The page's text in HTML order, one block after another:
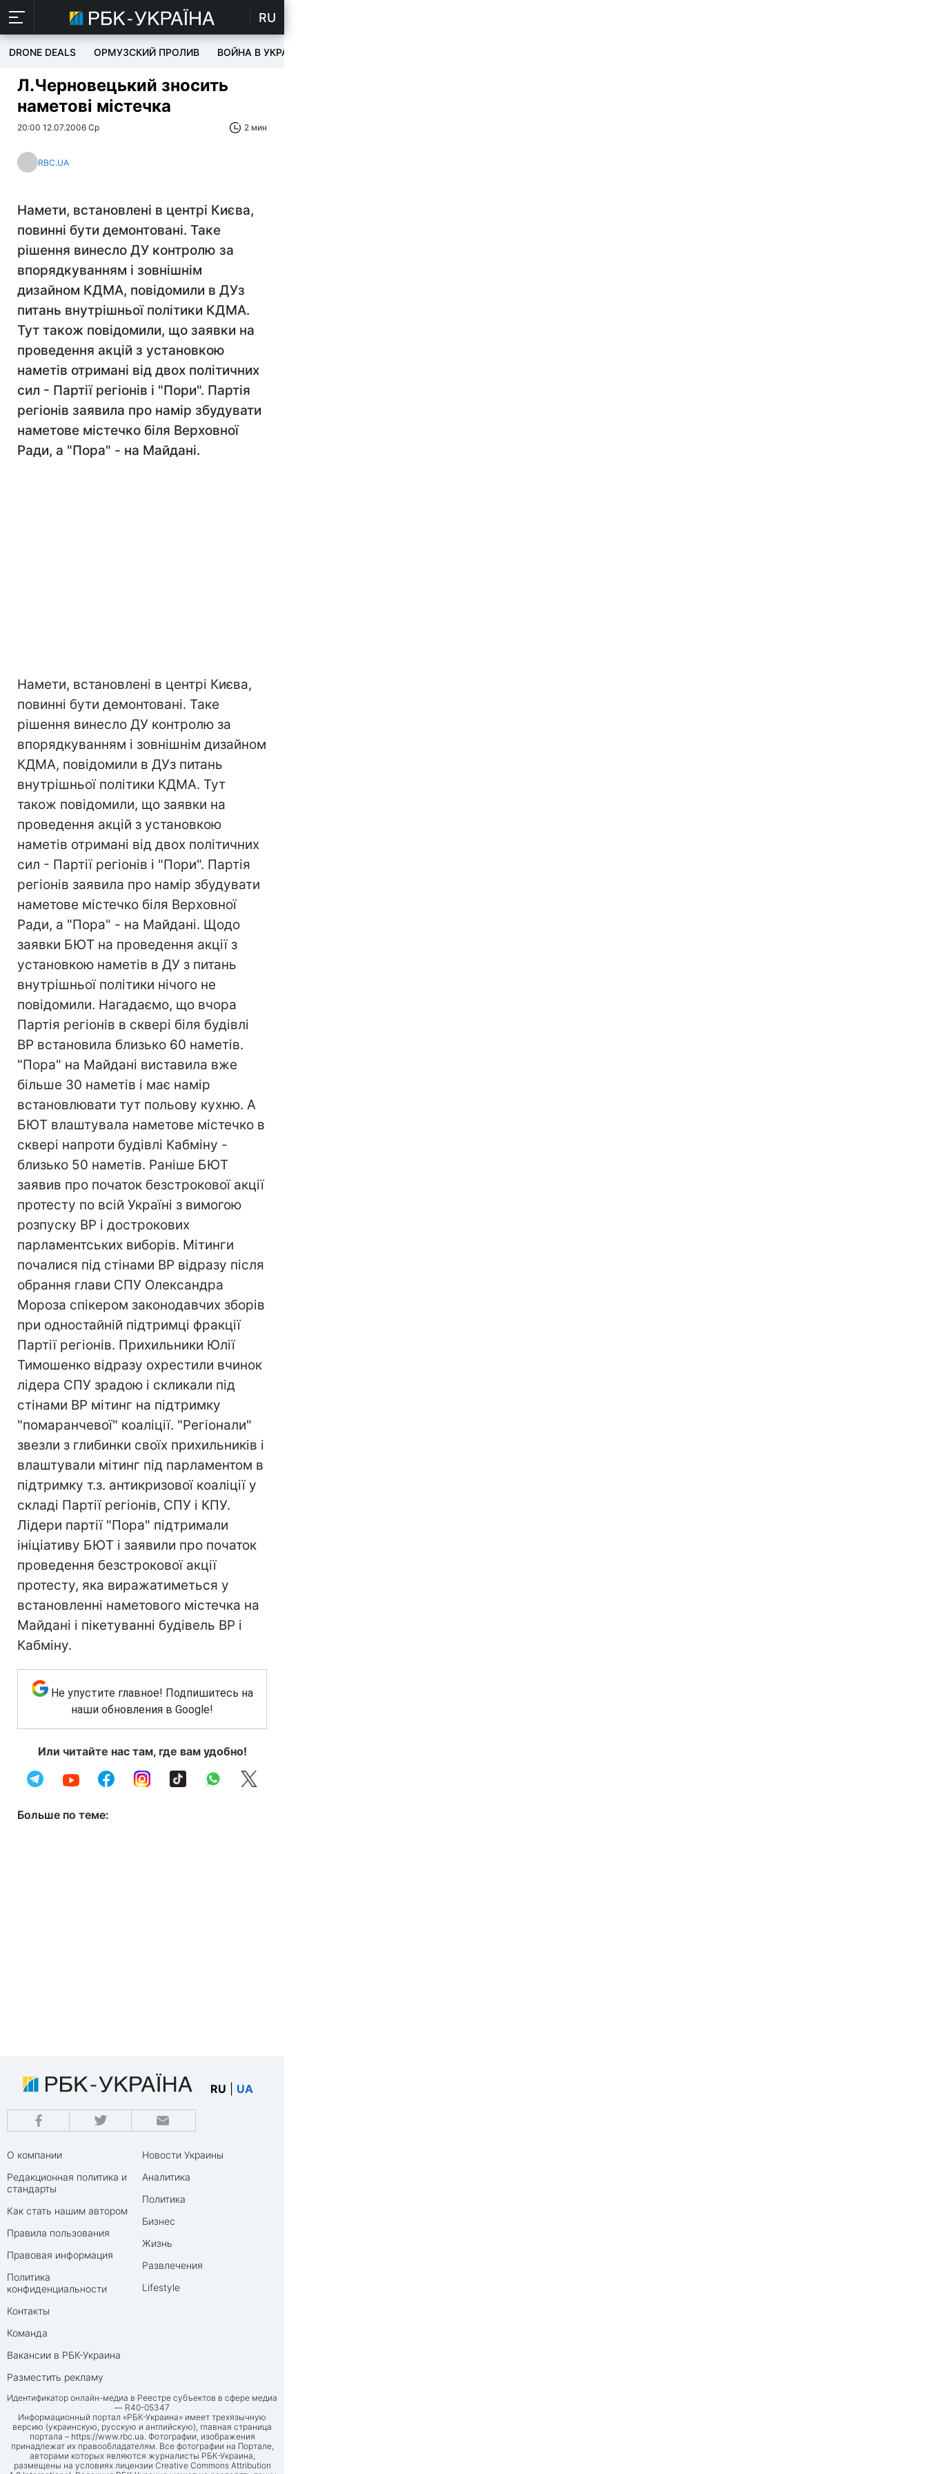
RU
DRONE DEALS ОРМУЗСКИЙ ПРОЛИВ ВОЙНА В УКРАИНЕ
Л.Черновецький зносить
наметові містечка
20:00 12.07.2006 Ср 2 мин
RBC.UA
Намети, встановлені в центрі Києва,
повинні бути демонтовані. Таке
рішення винесло ДУ контролю за
впорядкуванням і зовнішнім
дизайном КДМА, повідомили в ДУз
питань внутрішньої політики КДМА.
Тут також повідомили, що заявки на
проведення акцій з установкою
наметів отримані від двох політичних
сил - Партії регіонів і "Пори". Партія
регіонів заявила про намір збудувати
наметове містечко біля Верховної
Ради, а "Пора" - на Майдані.
Намети, встановлені в центрі Києва,
повинні бути демонтовані. Таке
рішення винесло ДУ контролю за
впорядкуванням і зовнішнім дизайном
КДМА, повідомили в ДУз питань
внутрішньої політики КДМА. Тут
також повідомили, що заявки на
проведення акцій з установкою
наметів отримані від двох політичних
сил - Партії регіонів і "Пори". Партія
регіонів заявила про намір збудувати
наметове містечко біля Верховної
Ради, а "Пора" - на Майдані. Щодо
заявки БЮТ на проведення акції з
установкою наметів в ДУ з питань
внутрішньої політики нічого не
повідомили. Нагадаємо, що вчора
Партія регіонів в сквері біля будівлі
ВР встановила близько 60 наметів.
"Пора" на Майдані виставила вже
більше 30 наметів і має намір
встановлювати тут польову кухню. А
БЮТ влаштувала наметове містечко в
сквері напроти будівлі Кабміну -
близько 50 наметів. Раніше БЮТ
заявив про початок безстрокової акції
протесту по всій Україні з вимогою
розпуску ВР і дострокових
парламентських виборів. Мітинги
почалися під стінами ВР відразу після
обрання глави СПУ Олександра
Мороза спікером законодавчих зборів
при одностайній підтримці фракції
Партії регіонів. Прихильники Юлії
Тимошенко відразу охрестили вчинок
лідера СПУ зрадою і скликали під
стінами ВР мітинг на підтримку
"помаранчевої" коаліції. "Регіонали"
звезли з глибинки своїх прихильників і
влаштували мітинг під парламентом в
підтримку т.з. антикризової коаліції у
складі Партії регіонів, СПУ і КПУ.
Лідери партії "Пора" підтримали
ініціативу БЮТ і заявили про початок
проведення безстрокової акції
протесту, яка виражатиметься у
встановленні наметового містечка на
Майдані і пікетуванні будівель ВР і
Кабміну.
Не упустите главное! Подпишитесь на
наши обновления в Google!
Или читайте нас там, где вам удобно!
Больше по теме:
RU UA
О компании
Редакционная политика и
стандарты
Как стать нашим автором
Правила пользования
Правовая информация
Политика
конфиденциальности
Контакты
Команда
Вакансии в РБК-Украина
Разместить рекламу
Новости Украины
Аналитика
Политика
Бизнес
Жизнь
Развлечения
Lifestyle
Идентификатор онлайн-медиа в Реестре субъектов в сфере медиа
— R40-05347
Информационный портал «РБК-Украина» имеет трехязычную
версию (украинскую, русскую и английскую), главная страница
портала – https://www.rbc.ua. Фотографии, изображения
принадлежат их правообладателям. Все фотографии на Портале,
авторами которых являются журналисты РБК-Украина,
размещены на условиях лицензии Creative Commons Attribution